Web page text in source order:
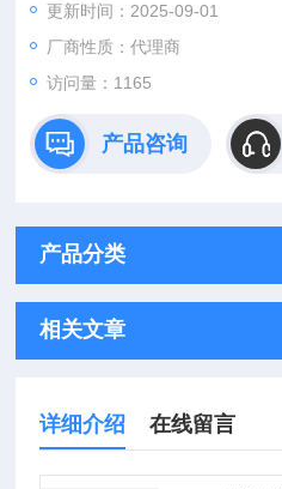
器件、老化测试、光伏储能、功
更新时间：2025-09-01
厂商性质：代理商
访问量：1165
产品咨询
产品分类
相关文章
详细介绍 在线留言